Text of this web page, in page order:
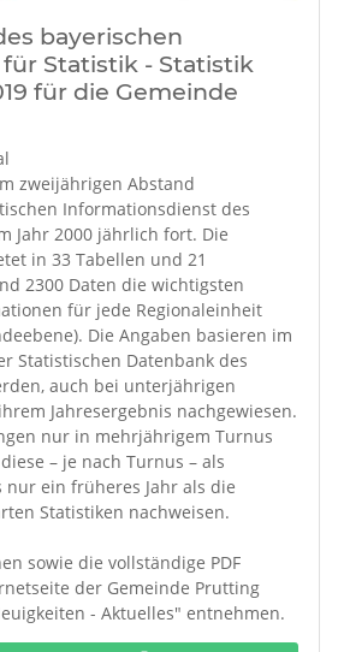
bayerischen
Statistik - Statistik
für die Gemeinde
zweijährigen Abstand
Informationsdienst des
Jahr 2000 jährlich fort. Die
in 33 Tabellen und 21
2300 Daten die wichtigsten
für jede Regionaleinheit
Die Angaben basieren im
Statistischen Datenbank des
auch bei unterjährigen
Jahresergebnis nachgewiesen.
nur in mehrjährigem Turnus
– je nach Turnus – als
nur ein früheres Jahr als die
Statistiken nachweisen.
sowie die vollständige PDF
der Gemeinde Prutting
- Aktuelles" entnehmen.